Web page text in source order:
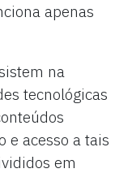
apenas
na
tecnológicas
e acesso a tais
em